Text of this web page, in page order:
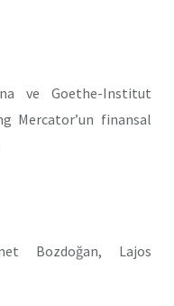
ve Goethe-Institut
Mercator’un finansal
Bozdoğan, Lajos